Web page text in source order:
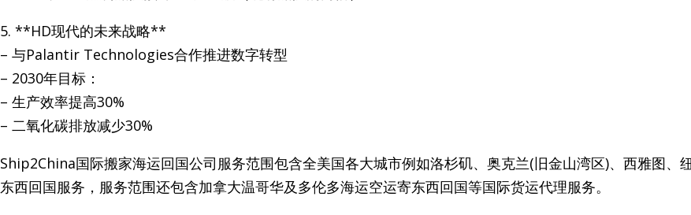
5. **HD现代的未来战略**
– 与Palantir Technologies合作推进数字转型
– 2030年目标：
– 生产效率提高30%
– 二氧化碳排放减少30%
Ship2China国际搬家海运回国公司服务范围包含全美国各大城市例如洛杉矶、奥克兰(旧金山湾区)、西雅图、
东西回国服务，服务范围还包含加拿大温哥华及多伦多海运空运寄东西回国等国际货运代理服务。